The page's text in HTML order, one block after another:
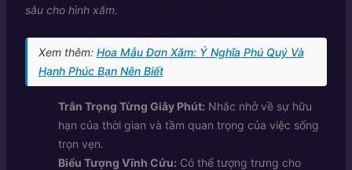
sâu cho hình xăm.
Xem thêm: Hoa Mẫu Đơn Xăm: Ý Nghĩa Phú Quý Và
Hạnh Phúc Bạn Nên Biết
Trân Trọng Từng Giây Phút: Nhắc nhở về sự hữu
hạn của thời gian và tầm quan trọng của việc sống
trọn vẹn.
Biểu Tượng Vĩnh Cửu: Có thể tượng trưng cho